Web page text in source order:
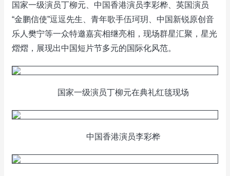
国家一级演员丁柳元、中国香港演员李彩桦、英国演员
“金鹏信使”逗逗先生、青年歌手伍珂玥、中国新锐原创音
乐人樊宁等一众特邀嘉宾相继亮相，现场群星汇聚，星光
熠熠，展现出中国短片节多元的国际化风范。
国家一级演员丁柳元在典礼红毯现场
中国香港演员李彩桦